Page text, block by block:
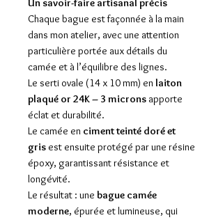
Un savoir-faire artisanal précis
Chaque bague est façonnée à la main
dans mon atelier, avec une attention
particulière portée aux détails du
camée et à l’équilibre des lignes.
Le serti ovale (14 x 10 mm) en laiton
plaqué or 24K – 3 microns apporte
éclat et durabilité.
Le camée en ciment teinté doré et
gris est ensuite protégé par une résine
époxy, garantissant résistance et
longévité.
Le résultat : une bague camée
moderne, épurée et lumineuse, qui